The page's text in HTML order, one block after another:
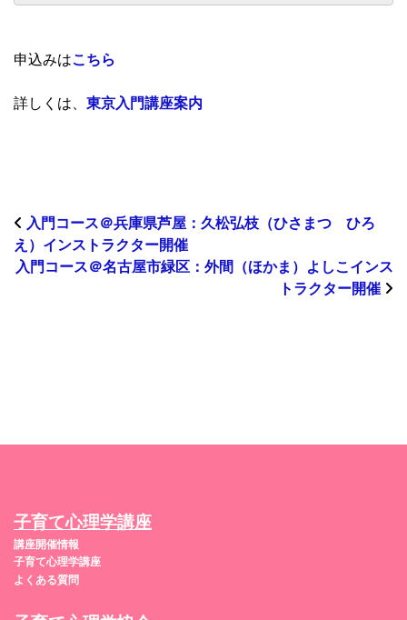
申込みはこちら
詳しくは、 東京入門講座案内
入門コース＠兵庫県芦屋：久松弘枝（ひさまつ ひろ
え）インストラクター開催
入門コース＠名古屋市緑区：外間（ほかま）よしこインス
トラクター開催
子育て心理学講座
講座開催情報
子育て心理学講座
よくある質問